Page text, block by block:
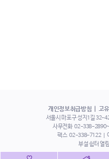
개인정보취급방침 고
서울시 마포구 성지1길 32-
사무전화 02-338-
팩스 02-338-7122
부설 쉼터 열